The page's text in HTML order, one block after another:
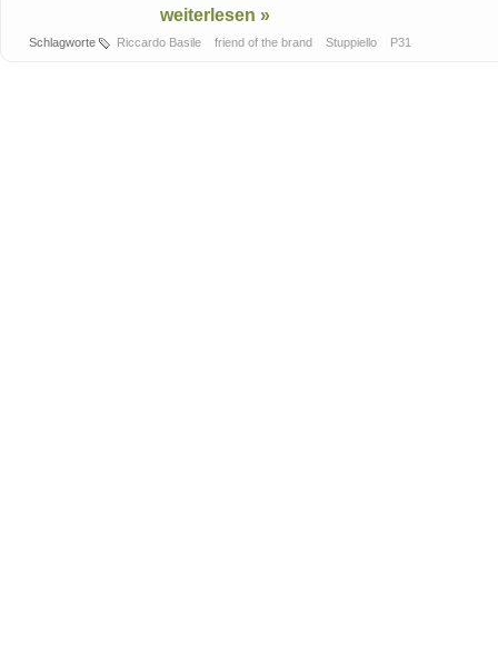
weiterlesen »
Schlagworte Riccardo Basile friend of the brand Stuppiello P31